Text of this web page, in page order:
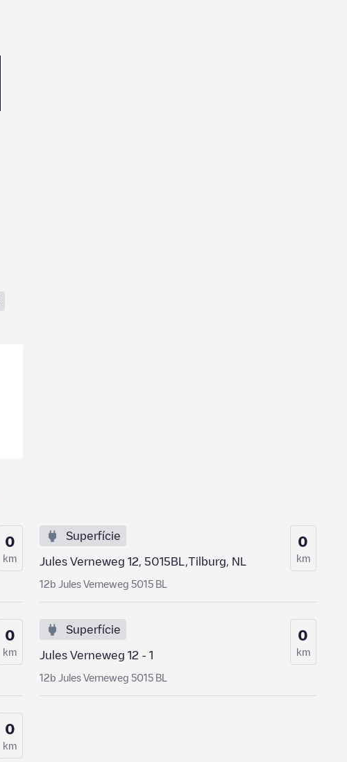
0
km
Superfície
Jules Verneweg 12, 5015BL,Tilburg, NL
12b Jules Verneweg 5015 BL
0
km
0
km
Superfície
Jules Verneweg 12 - 1
12b Jules Verneweg 5015 BL
0
km
0
km